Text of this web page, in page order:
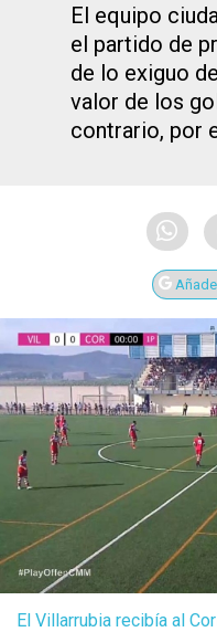
El equipo
el partido de
de lo exiguo
valor de los
contrario, por
Añade
El Villarrubia recibía al